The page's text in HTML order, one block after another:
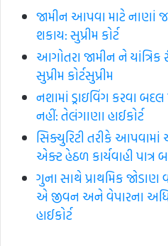
જામીન આપવા માટે નાણાં
શકાય: સુપ્રીમ કોર્ટ
આગોતરા જામીન ને યાંત્રિક
સુપ્રીમ કોર્ટ​સુપ્રીમ
નશામાં ડ્રાઇવિંગ કરવા
નહીં: તેલંગાણા હાઈકોર્ટ
સિક્યુરિટી તરીકે
એક્ટ હેઠળ કાર્યવાહી પાત્ર
ગુના સાથે પ્રાથમિક
એ જીવન અને વેપારના
હાઈકોર્ટ